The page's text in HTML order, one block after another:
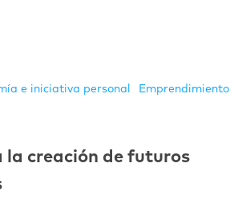
e iniciativa personal Emprendimiento
la creación de futuros